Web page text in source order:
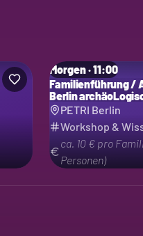
Morgen · 11:00
Familienführung /
Berlin
PETRI Berlin
Workshop &
ca. 10 € pro
Personen)